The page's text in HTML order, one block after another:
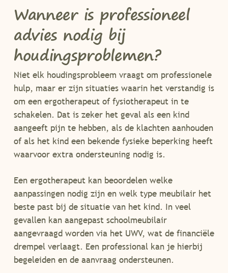
Wanneer is professioneel
advies nodig bij
houdingsproblemen?
Niet elk houdingsprobleem vraagt om professionele
hulp, maar er zijn situaties waarin het verstandig is
om een ergotherapeut of fysiotherapeut in te
schakelen. Dat is zeker het geval als een kind
aangeeft pijn te hebben, als de klachten aanhouden
of als het kind een bekende fysieke beperking heeft
waarvoor extra ondersteuning nodig is.
Een ergotherapeut kan beoordelen welke
aanpassingen nodig zijn en welk type meubilair het
beste past bij de situatie van het kind. In veel
gevallen kan aangepast schoolmeubilair
aangevraagd worden via het UWV, wat de financiële
drempel verlaagt. Een professional kan je hierbij
begeleiden en de aanvraag ondersteunen.